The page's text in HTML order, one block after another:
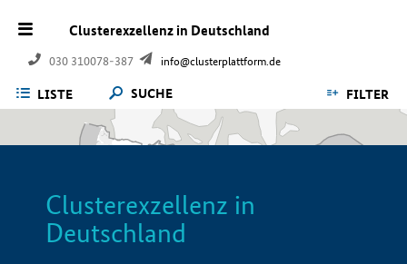
Clusterexzellenz in Deutschland
030 310078-387 info@clusterplattform.de
LISTE SUCHE FILTER
Clusterexzellenz in
Deutschland